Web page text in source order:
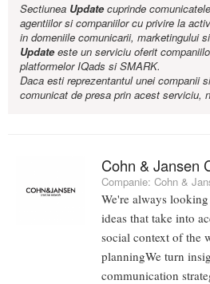
Sectiunea Updatecuprinde
agentiilor si companiilor cu privire la
in domeniile comunicarii, marketingului
Updateeste un serviciu oferit
platformelor IQads si SMARK.
Daca esti reprezentantul unei companii
comunicat de presa prin acest serviciu,
Cohn & Jansen
Companie: Cohn &
We're always
ideas that take into
social context of the
planningWe turn
communication